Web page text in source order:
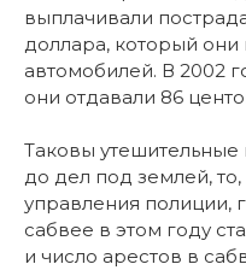
выплачивали
доллара, который они
автомобилей. В 2002
они отдавали 86
Таковы утешительные
до дел под землей,
управления полиции,
сабвее в этом году
и число арестов в